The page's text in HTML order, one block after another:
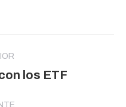
los ETF